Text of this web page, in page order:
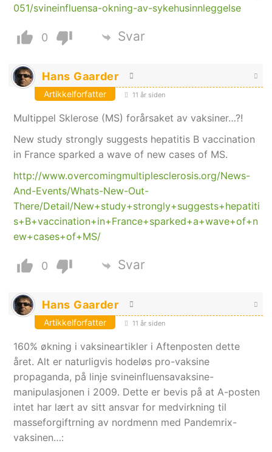
051/svineinfluensa-okning-av-sykehusinnleggelse
0 Svar
Hans Gaarder
Artikkelforfatter 11 år siden
Multippel Sklerose (MS) forårsaket av vaksiner…?!
New study strongly suggests hepatitis B vaccination
in France sparked a wave of new cases of MS.
http://www.overcomingmultiplesclerosis.org/News-
And-Events/Whats-New-Out-
There/Detail/New+study+strongly+suggests+hepatiti
s+B+vaccination+in+France+sparked+a+wave+of+n
ew+cases+of+MS/
0 Svar
Hans Gaarder
Artikkelforfatter 11 år siden
160% økning i vaksineartikler i Aftenposten dette
året. Alt er naturligvis hodeløs pro-vaksine
propaganda, på linje svineinfluensavaksine-
manipulasjonen i 2009. Dette er bevis på at A-posten
intet har lært av sitt ansvar for medvirkning til
masseforgiftrning av nordmenn med Pandemrix-
vaksinen…: